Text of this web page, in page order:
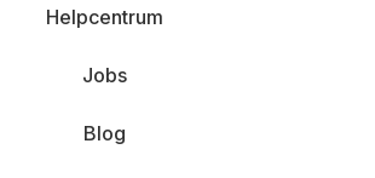
Helpcentrum
Jobs
Blog